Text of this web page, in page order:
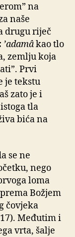
na
naše
drugu riječ
’adamâkao tlo
zemlju koja
Prvi
je tekstu
zato je i
tla
bića na
se ne
nego
loma
Božjem
čovjeka
Međutim i
vrta, šalje